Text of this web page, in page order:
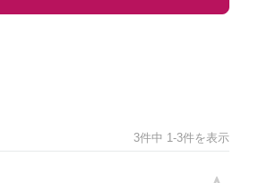
3件中 1-3件を表示